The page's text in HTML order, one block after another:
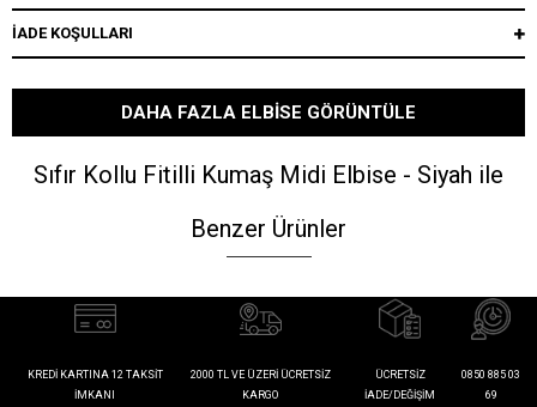
İADE KOŞULLARI
DAHA FAZLA ELBISE GÖRÜNTÜLE
Sıfır Kollu Fitilli Kumaş Midi Elbise - Siyah ile
Benzer Ürünler
KREDI KARTINA 12 TAKSIT
İMKANI
2000 TL VE ÜZERI ÜCRETSIZ
KARGO
ÜCRETSIZ
İADE/DEĞIŞIM
0850 885 03
69